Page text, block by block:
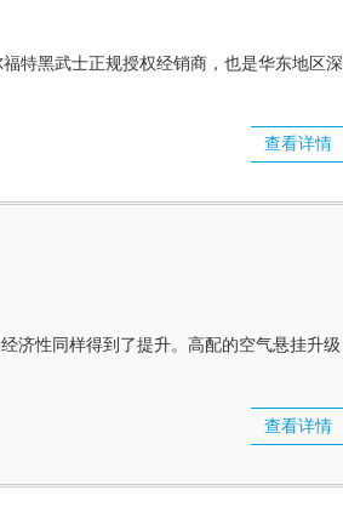
特黑武士正规授权经销商，也是华东地区深
查看详情
济性同样得到了提升。高配的空气悬挂升级
查看详情